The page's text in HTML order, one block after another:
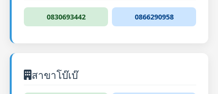
0830693442 0866290958
สาขาโบ๊เบ๊